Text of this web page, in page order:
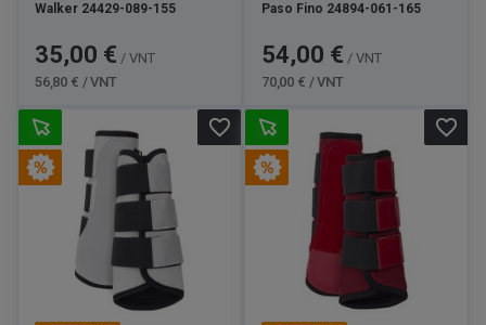
Walker 24429-089-155
Kaina
35,00 € / VNT
56,80 € / VNT
Paso Fino 24894-061-165
Kaina
54,00 € / VNT
70,00 € / VNT
favorite_border favorite_border